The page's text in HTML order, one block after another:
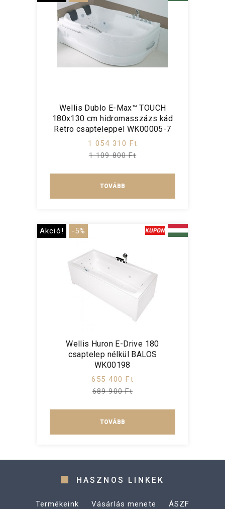
Wellis Dublo E-Max™ TOUCH
180x130 cm hidromasszázs kád
Retro csapteleppel WK00005-7
1 054 310 Ft
1 109 800 Ft
TOVÁBB
Akció! -5%
Wellis Huron E-Drive 180
csaptelep nélkül BALOS
WK00198
655 400 Ft
689 900 Ft
TOVÁBB
HASZNOS LINKEK
Termékeink Vásárlás menete
ÁSZF